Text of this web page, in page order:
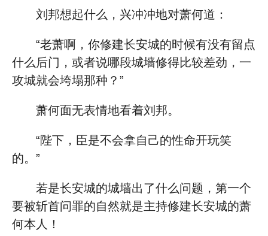
刘邦想起什么，兴冲冲地对萧何道：
“老萧啊，你修建长安城的时候有没有留点
什么后门，或者说哪段城墙修得比较差劲，一
攻城就会垮塌那种？”
萧何面无表情地看着刘邦。
“陛下，臣是不会拿自己的性命开玩笑
的。”
若是长安城的城墙出了什么问题，第一个
要被斩首问罪的自然就是主持修建长安城的萧
何本人！